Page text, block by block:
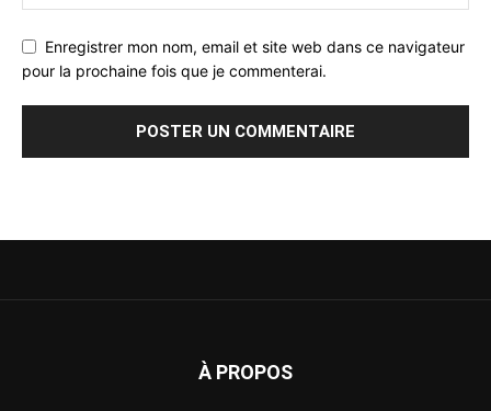
Enregistrer mon nom, email et site web dans ce navigateur
pour la prochaine fois que je commenterai.
À PROPOS